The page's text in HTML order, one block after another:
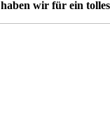
wir für ein